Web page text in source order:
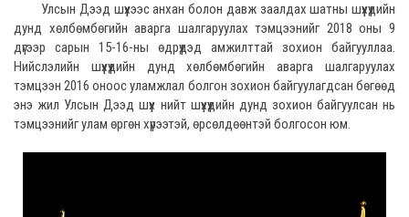
Улсын Дээд шүүхээс анхан болон давж заалдах шатны шүүхүүдийн
дунд хөлбөмбөгийн аварга шалгаруулах тэмцээнийг 2018 оны 9
дүгээр сарын 15-16-ны өдрүүдэд амжилттай зохион байгууллаа.
Нийслэлийн шүүхүүдийн дунд хөлбөмбөгийн аварга шалгаруулах
тэмцээн 2016 оноос уламжлал болгон зохион байгуулагдсан бөгөөд
энэ жил Улсын Дээд шүүх нийт шүүхүүдийн дунд зохион байгуулсан нь
тэмцээнийг улам өргөн хүрээтэй, өрсөлдөөнтэй болгосон юм.